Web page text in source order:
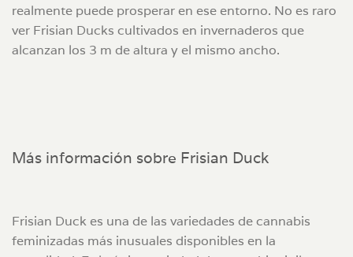
realmente puede prosperar en ese entorno. No es raro
ver Frisian Ducks cultivados en invernaderos que
alcanzan los 3 m de altura y el mismo ancho.
Más información sobre Frisian Duck
Frisian Duck es una de las variedades de cannabis
feminizadas más inusuales disponibles en la